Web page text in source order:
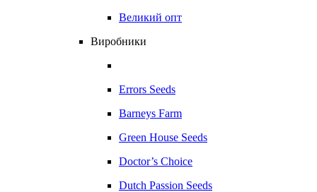
Великий опт
Виробники
Errors Seeds
Barneys Farm
Green House Seeds
Doctor’s Choice
Dutch Passion Seeds